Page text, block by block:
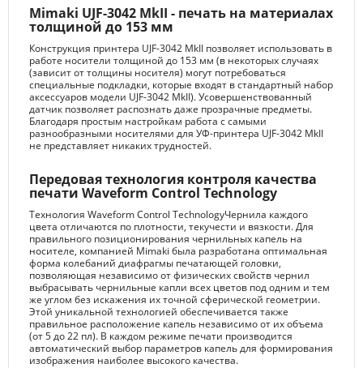
Mimaki UJF-3042 MkII - печать на материалах
толщиной до 153 мм
Конструкция принтера UJF-3042 MkII позволяет использовать в
работе носители толщиной до 153 мм (в некоторых случаях
(зависит от толщины носителя) могут потребоваться
специальные подкладки, которые входят в стандартный набор
аксессуаров модели UJF-3042 MkII). Усовершенствованный
датчик позволяет распознать даже прозрачные предметы.
Благодаря простым настройкам работа с самыми
разнообразными носителями для УФ-принтера UJF-3042 MkII
не представляет никаких трудностей.
Передовая технология контроля качества
печати Waveform Control Technology
Технология Waveform Control TechnologyЧернила каждого
цвета отличаются по плотности, текучести и вязкости. Для
правильного позиционирования чернильных капель на
носителе, компанией Mimaki была разработана оптимальная
форма колебаний диафрагмы печатающей головки,
позволяющая независимо от физических свойств чернил
выбрасывать чернильные капли всех цветов под одним и тем
же углом без искажения их точной сферической геометрии.
Этой уникальной технологией обеспечивается также
правильное расположение капель независимо от их объема
(от 5 до 22 пл). В каждом режиме печати производится
автоматический выбор параметров капель для формирования
изображения наиболее высокого качества.